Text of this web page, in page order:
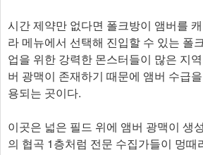
시간 제약만 없다면 폴크방이 앰버를
라 메뉴에서 선택해 진입할 수 있는 폴
업을 위한 강력한 몬스터들이 많은 지
버 광맥이 존재하기 때문에 앰버 수급
용되는 곳이다.
이곳은 넓은 필드 위에 앰버 광맥이 생
의 협곡 1층처럼 전문 수집가들이 멍때